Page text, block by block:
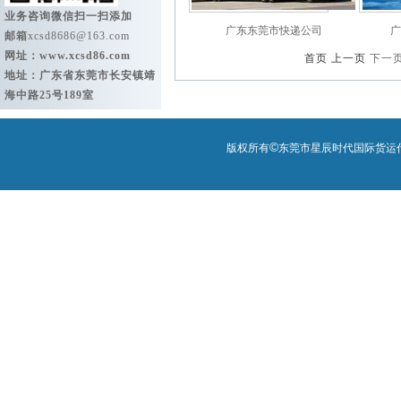
业务咨询微信扫一扫添加
邮箱xcsd8686@163.com
网址： www.xcsd86.com
地址：广东省东莞市长安镇靖
海中路25号189室
广东东莞市快递公司
首页 上一页 下一
版权所有©东莞市星辰时代国际货